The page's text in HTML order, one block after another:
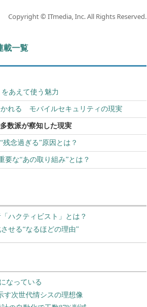
Copyright © ITmedia, Inc. All Rights Reserved.
載一覧
あえて使う魅力
かれる モバイルセキュリティの現実
数派が察知した現実
念過ぎる”原因とは？
要な“あの取り組み”とは？
ハクティビスト」とは？
せる“なるほどの理由”